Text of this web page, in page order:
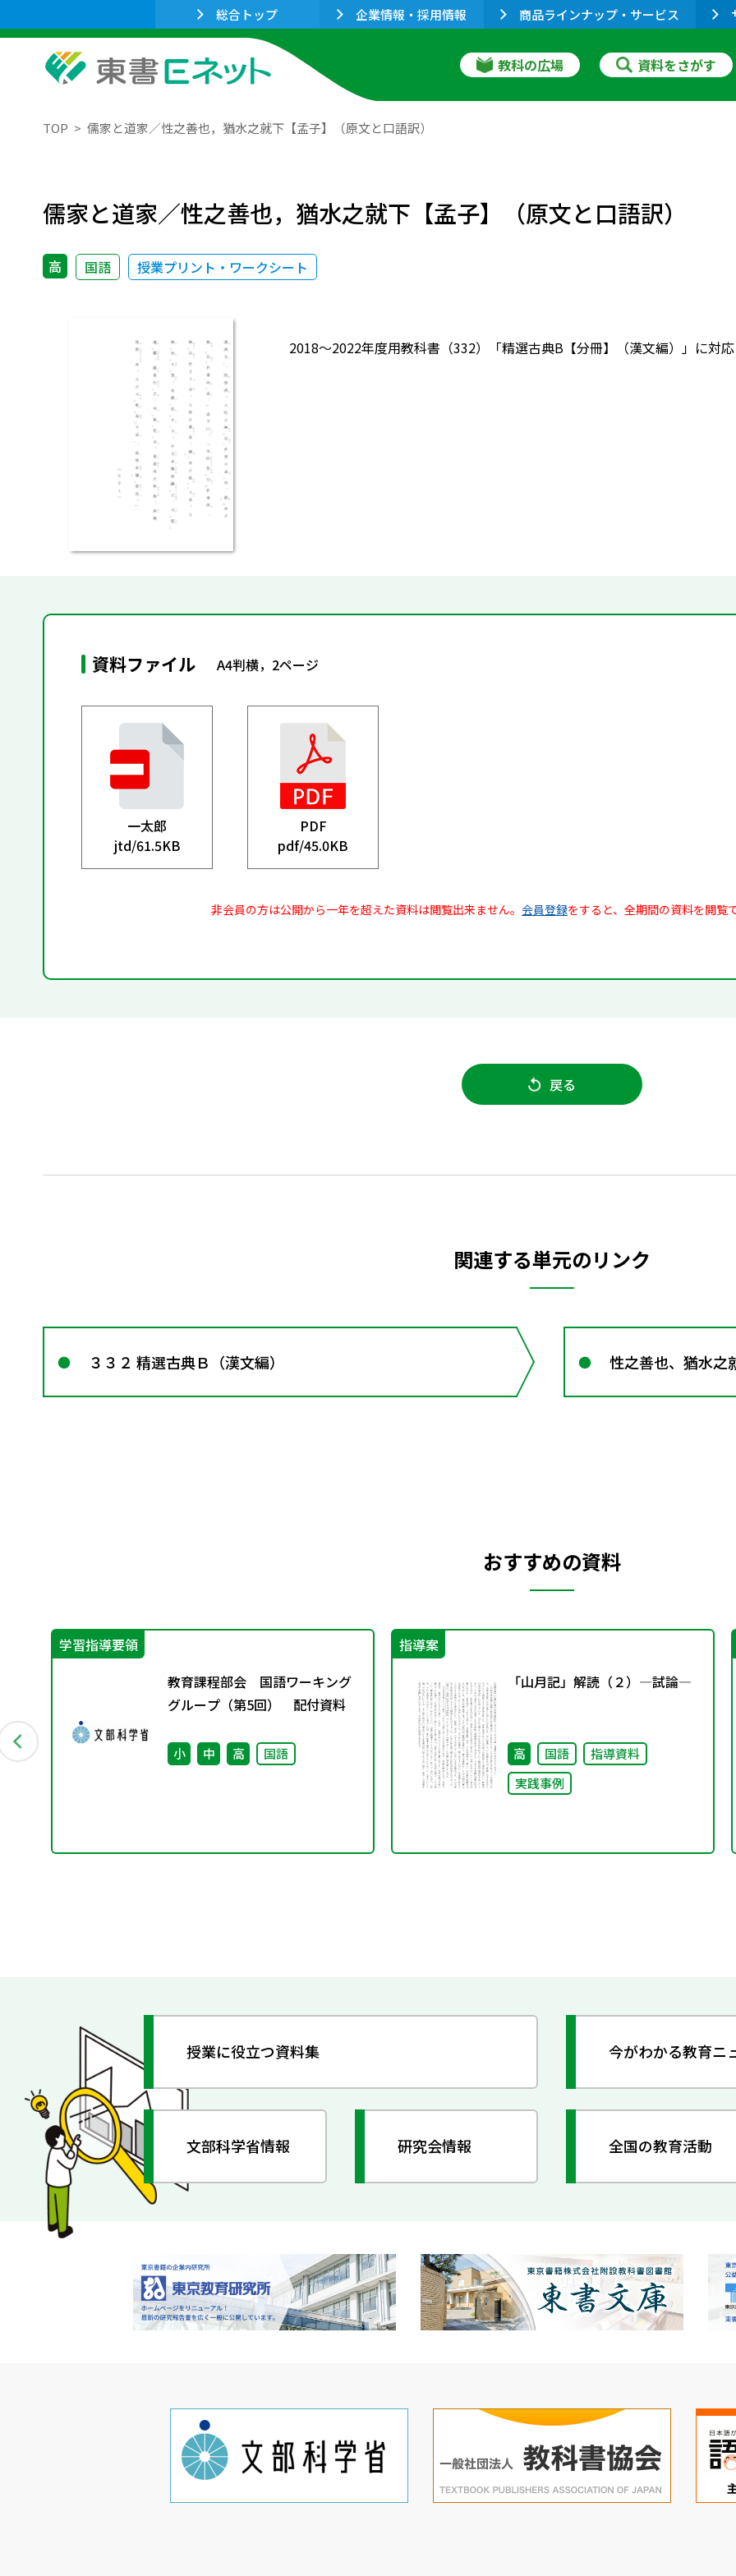
総合トップ 企業情報・採用情報 商品ラインナップ・サービス
教科の広場 資料をさがす
TOP 儒家と道家／性之善也，猶水之就下【孟子】（原文と口語訳）
儒家と道家／性之善也，猶水之就下【孟子】（原文と口語訳）
高 国語 授業プリント・ワークシート
2018～2022年度用教科書（332）「精選古典B【分冊】（漢文編）」に対
資料ファイル A4判横，2ページ
一太郎
jtd/61.5KB
PDF
pdf/45.0KB
非会員の方は公開から一年を超えた資料は閲覧出来ません。 会員登録をすると、全期間の資料を閲覧
戻る
関連する単元のリンク
３３２ 精選古典Ｂ（漢文編） 性之善也、猶水之
おすすめの資料
学習指導要領
教育課程部会 国語ワーキング
グループ（第5回） 配付資料
小 中 高 国語
指導案
「山月記」解読（２）―試論―
高 国語
指導資料
実践事例
授業に役立つ資料集 今がわかる教育ニ
文部科学省情報 研究会情報 全国の教育活動